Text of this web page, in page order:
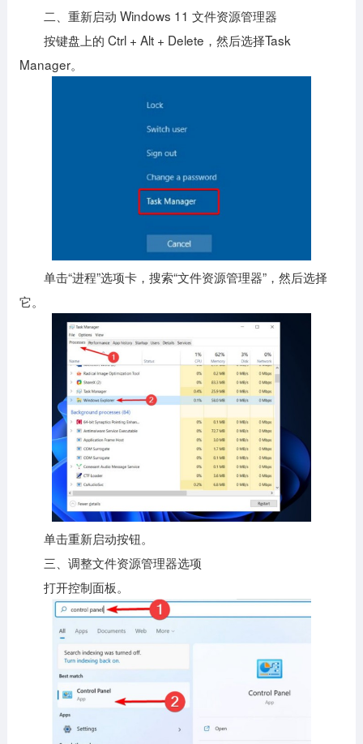
二、重新启动 Windows 11 文件资源管理器
按键盘上的 Ctrl + Alt + Delete，然后选择Task
Manager。
单击“进程”选项卡，搜索“文件资源管理器”，然后选择
它。
单击重新启动按钮。
三、调整文件资源管理器选项
打开控制面板。